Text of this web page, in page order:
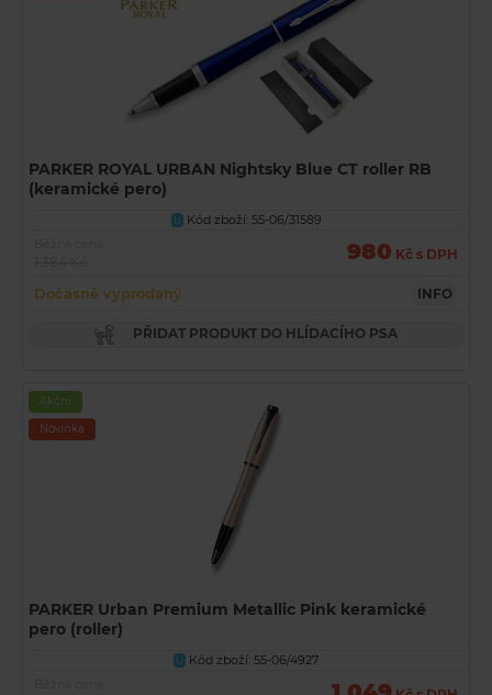
PARKER ROYAL URBAN Nightsky Blue CT roller RB
(keramické pero)
U Kód zboží: 55-06/31589
980 Kč s DPH
Dočasně vyprodaný INFO
PŘIDAT PRODUKT DO HLÍDACÍHO PSA
Akční
Novinka
PARKER Urban Premium Metallic Pink keramické
pero (roller)
U
Kód zboží: 55-06/4927